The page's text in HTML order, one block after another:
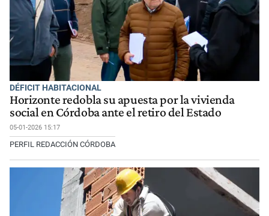
DÉFICIT HABITACIONAL
Horizonte redobla su apuesta por la vivienda
social en Córdoba ante el retiro del Estado
05-01-2026 15:17
PERFIL REDACCIÓN CÓRDOBA